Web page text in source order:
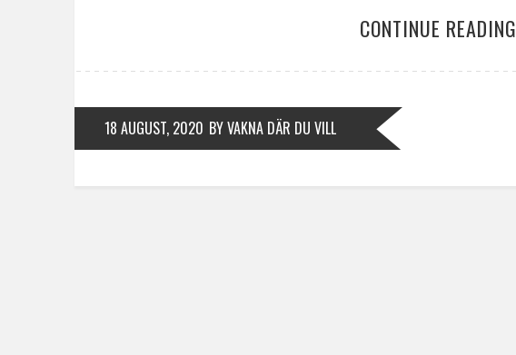
CONTINUE READING
18 AUGUST, 2020 BY VAKNA DÄR DU VILL